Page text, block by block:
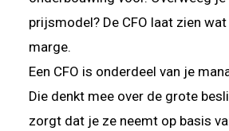
prijsmodel? De CFO laat zien
marge.
Een CFO is onderdeel van je
Die denkt mee over de grote
zorgt dat je ze neemt op basis